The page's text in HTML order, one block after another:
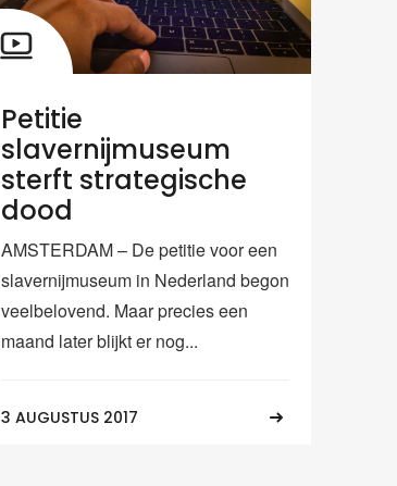
Petitie
slavernijmuseum
sterft strategische
dood
AMSTERDAM – De petitie voor een
slavernijmuseum in Nederland begon
veelbelovend. Maar precies een
maand later blijkt er nog...
3 AUGUSTUS 2017